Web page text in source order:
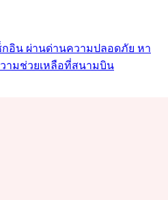
กอิน ผ่านด่านความปลอดภัย หา
ามช่วยเหลือที่สนามบิน